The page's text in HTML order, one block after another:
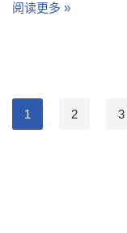
阅读更多 »
1 2 3